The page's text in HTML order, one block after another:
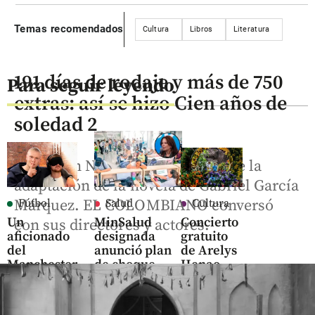
Temas recomendados Cultura Libros Literatura
Para seguir leyendo
Fútbol
Un
aficionado
del
Manchester
City se
Salud
MinSalud
designada
anunció plan
de choque
para aliviar
citas y entrega
Cultura
Concierto
gratuito
de Arelys
Henao,
tablado
en el
Centro y
191 días de rodaje y más de 750
extras: así se hizo Cien años de
soledad 2
Ya está en Netflix la parte final de la
adaptación de la novela de Gabriel García
Márquez. EL COLOMBIANO conversó
con sus directores y actores.